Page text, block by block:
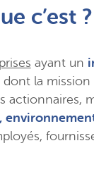
c’est ?
ayant un
la mission